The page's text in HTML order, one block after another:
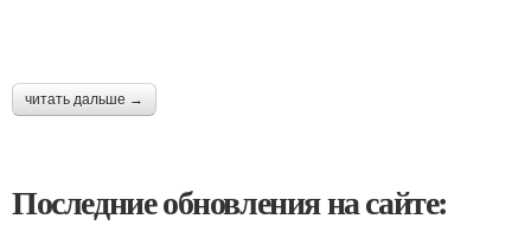
читать дальше →
Последние обновления на сайте: